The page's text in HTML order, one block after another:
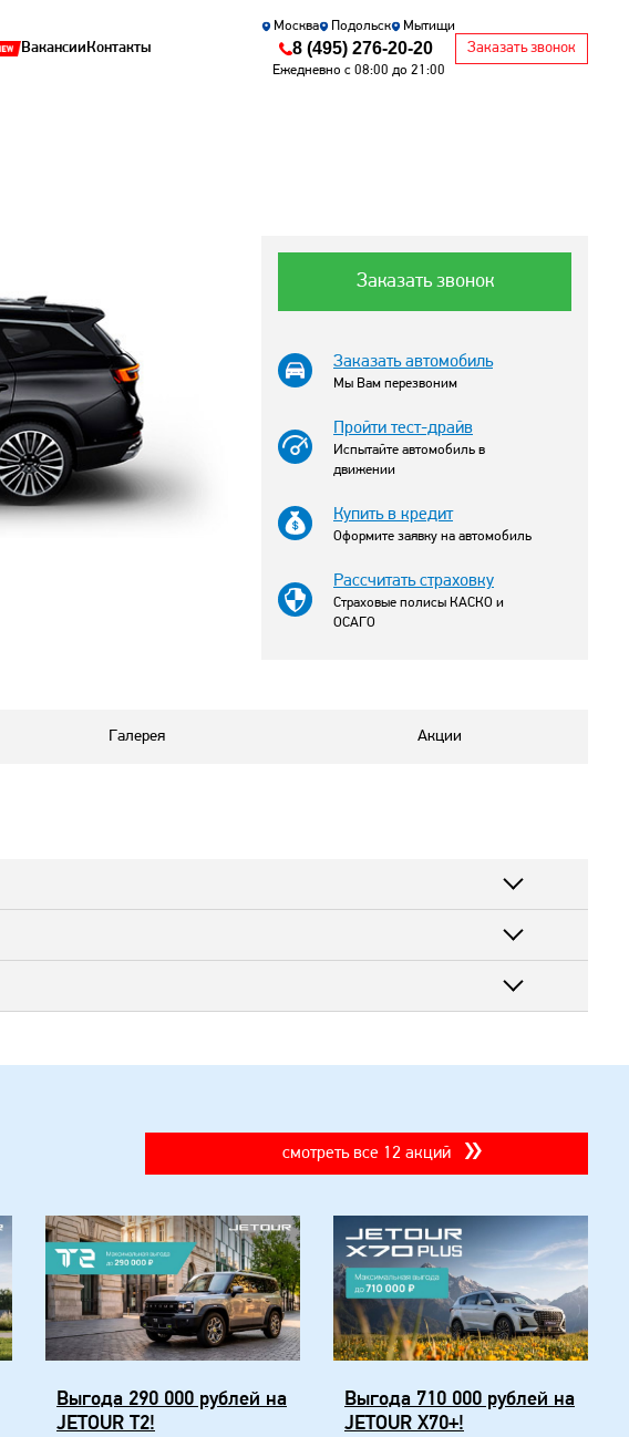
ВакансииКонтакты
Москва Подольск Мытищи
8 (495) 276-20-20
Ежедневно с 08:00 до 21:00
Заказать звонок
Заказать звонок
Заказать автомобиль
Мы Вам перезвоним
Пройти тест-драйв
Испытайте автомобиль в
движении
Купить в кредит
Оформите заявку на автомобиль
Рассчитать страховку
Страховые полисы КАСКО и
ОСАГО
Галерея Акции
смотреть все 12 акций
Выгода 290 000 рублей на
JETOUR T2!
Выгода 710 000 рублей на
JETOUR X70+!